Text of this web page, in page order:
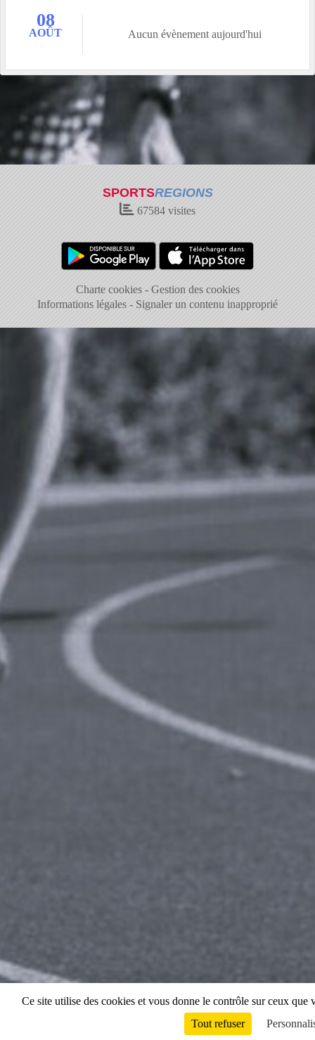
08
AOÛT Aucun évènement aujourd'hui
SPORTSREGIONS
67584 visites
Charte cookies
Gestion des cookies
Informations légales
Signaler un contenu inapproprié
Ce site utilise des cookies et vous donne le contrôle sur ceux que
Tout refuser